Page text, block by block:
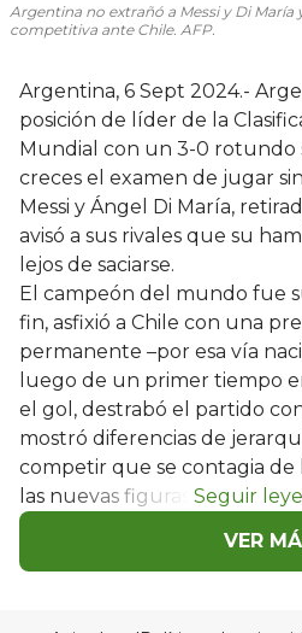
Argentina no extrañó a Messi y Di María
competitiva ante Chile. AFP.
Argentina, 6 Sept 2024.-
posición de líder de la
Mundial con un 3-0 rotundo
creces el examen de jugar
Messi y Ángel Di María,
avisó a sus rivales que su
lejos de saciarse.
El campeón del mundo fue
fin, asfixió a Chile con una
permanente –por esa vía
luego de un primer tiempo
el gol, destrabó el partido
mostró diferencias de
competir que se contagia de
las nuevas figuras.
VER